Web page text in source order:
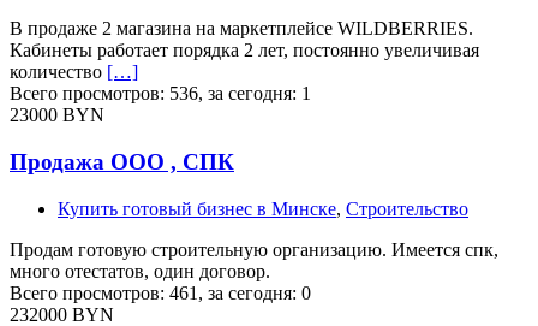
В продаже 2 магазина на маркетплейсе WILDBERRIES.
Кабинеты работает порядка 2 лет, постоянно увеличивая
количество […]
Всего просмотров: 536, за сегодня: 1
23000 BYN
Продажа ООО , СПК
Купить готовый бизнес в Минске, Строительство
Продам готовую строительную организацию. Имеется спк,
много отестатов, один договор.
Всего просмотров: 461, за сегодня: 0
232000 BYN